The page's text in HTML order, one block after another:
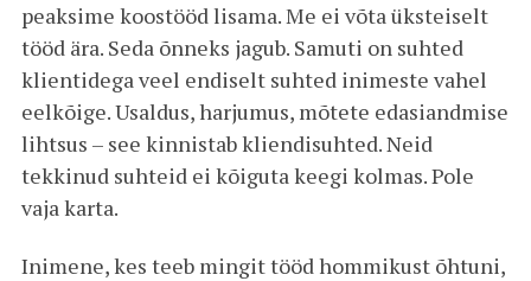
peaksime koostööd lisama. Me ei võta üksteiselt
tööd ära. Seda õnneks jagub. Samuti on suhted
klientidega veel endiselt suhted inimeste vahel
eelkõige. Usaldus, harjumus, mõtete edasiandmise
lihtsus – see kinnistab kliendisuhted. Neid
tekkinud suhteid ei kõiguta keegi kolmas. Pole
vaja karta.
Inimene, kes teeb mingit tööd hommikust õhtuni,